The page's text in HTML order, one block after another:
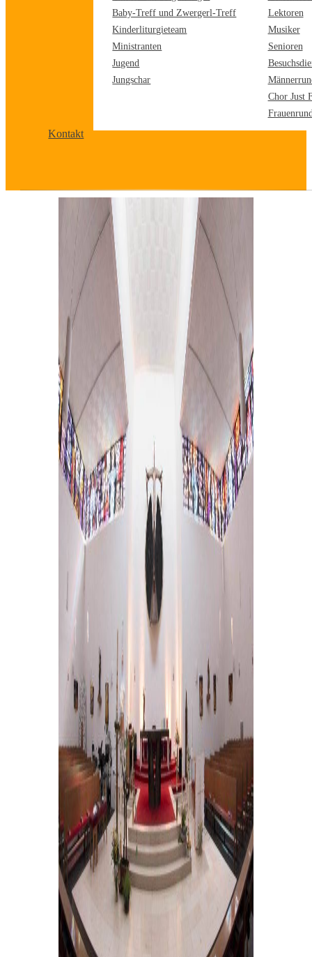
Baby-Treff und Zwergerl-Treff
Kinderliturgieteam
Ministranten
Jugend
Jungschar
Lektoren
Musiker
Senioren
Chor Just
Kontakt